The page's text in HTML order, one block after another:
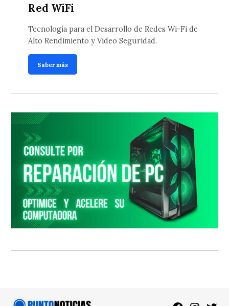
Red WiFi
Tecnología para el Desarrollo de Redes Wi-Fi de
Alto Rendimiento y Video Seguridad.
Saber más